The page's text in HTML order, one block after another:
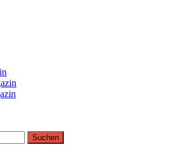
Tipps
mit Bella Vita Fitness Tipps